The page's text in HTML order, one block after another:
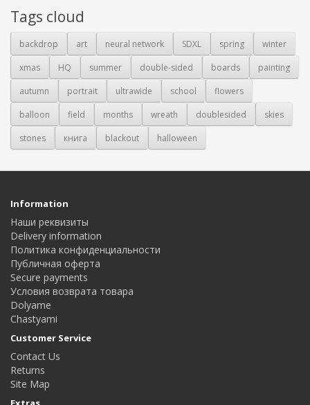
Tags cloud
backdrop art neural network SDXL spring
winter
xmas
HQ summer double-sided boards
painting
autumn
portrait ultrawide school
flowers
balloon
field months wreath doublesided
skies
stones
книга blackout halloween
Information
Наши реквизиты
Delivery information
Политика конфиденциальности
Публичная оферта
Secure payments
Условия возврата товара
Dolyame
Сhastyami
Customer Service
Contact Us
Returns
Site Map